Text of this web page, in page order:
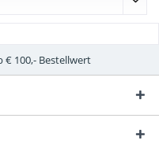
€ 100,- Bestellwert